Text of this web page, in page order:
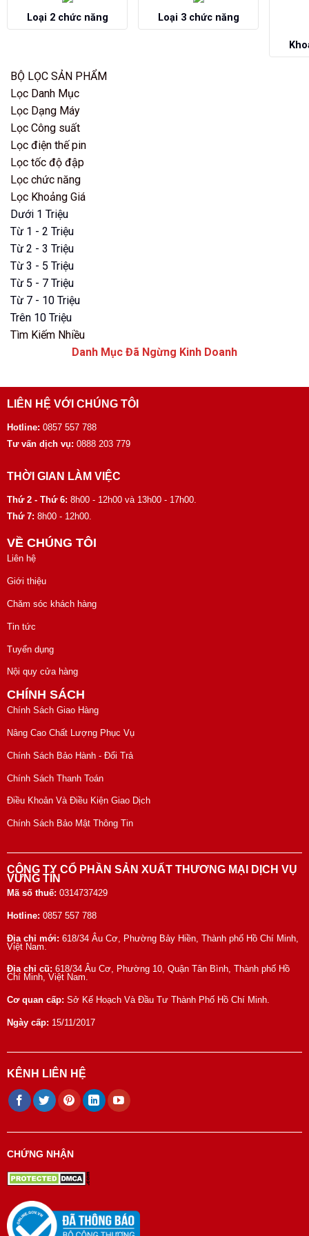
Loại 2 chức năng Loại 3 chức năng
BỘ LỌC SẢN PHẨM
Lọc Danh Mục
Lọc Dạng Máy
Lọc Công suất
Lọc điện thế pin
Lọc tốc độ đập
Lọc chức năng
Lọc Khoảng Giá
Dưới 1 Triệu
Từ 1 - 2 Triệu
Từ 2 - 3 Triệu
Từ 3 - 5 Triệu
Từ 5 - 7 Triệu
Từ 7 - 10 Triệu
Trên 10 Triệu
Tìm Kiếm Nhiều
Danh Mục Đã Ngừng Kinh Doanh
LIÊN HỆ VỚI CHÚNG TÔI
Hotline: 0857 557 788
Tư vấn dịch vụ: 0888 203 779
THỜI GIAN LÀM VIỆC
Thứ 2 - Thứ 6: 8h00 - 12h00 và 13h00 - 17h00.
Thứ 7: 8h00 - 12h00.
VỀ CHÚNG TÔI
Liên hệ
Giới thiệu
Chăm sóc khách hàng
Tin tức
Tuyển dụng
Nội quy cửa hàng
CHÍNH SÁCH
Chính Sách Giao Hàng
Nâng Cao Chất Lượng Phục Vụ
Chính Sách Bảo Hành - Đổi Trả
Chính Sách Thanh Toán
Điều Khoản Và Điều Kiện Giao Dịch
Chính Sách Bảo Mật Thông Tin
CÔNG TY CỔ PHẦN SẢN XUẤT THƯƠNG MẠI DỊCH VỤ
VỮNG TÍN
Mã số thuế: 0314737429
Hotline: 0857 557 788
Địa chỉ mới: 618/34 Âu Cơ, Phường Bảy Hiền, Thành phố Hồ Chí Minh,
Việt Nam.
Địa chỉ cũ: 618/34 Âu Cơ, Phường 10, Quận Tân Bình, Thành phố Hồ
Chí Minh, Việt Nam.
Cơ quan cấp: Sở Kế Hoạch Và Đầu Tư Thành Phố Hồ Chí Minh.
Ngày cấp: 15/11/2017
KÊNH LIÊN HỆ
CHỨNG NHẬN